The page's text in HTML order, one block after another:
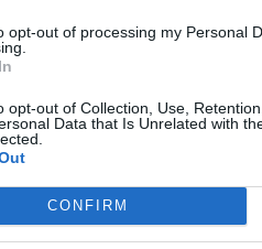
opt-out of processing my Personal
opt-out of Collection, Use,
Data that Is Unrelated with
CONFIRM
muszą uzbroić się w
kluczowych prac. Tramwaje
i wydłużenie robót o siedem
plany
Tramwaje